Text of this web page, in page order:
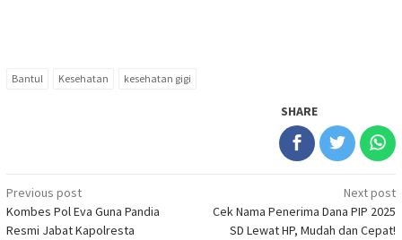
Bantul Kesehatan kesehatan gigi
SHARE
Post
navigation
Previous post
Kombes Pol Eva Guna Pandia
Resmi Jabat Kapolresta
Next post
Cek Nama Penerima Dana PIP 2025
SD Lewat HP, Mudah dan Cepat!